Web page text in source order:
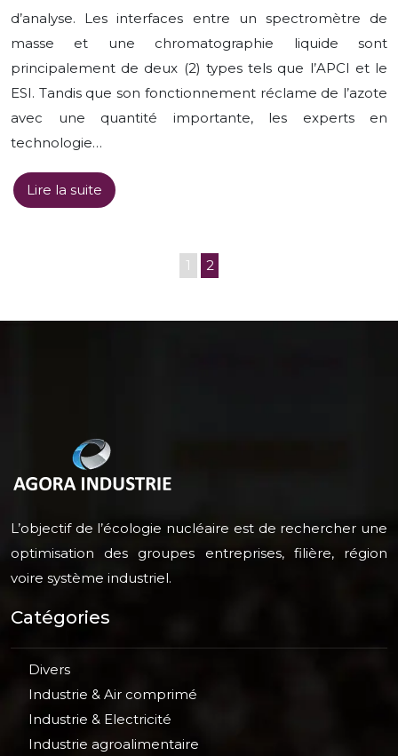
d’analyse. Les interfaces entre un spectromètre de
masse et une chromatographie liquide sont
principalement de deux (2) types tels que l’APCI et le
ESI. Tandis que son fonctionnement réclame de l’azote
avec une quantité importante, les experts en
technologie…
Lire la suite
1 2
L’objectif de l’écologie nucléaire est de rechercher une
optimisation des groupes entreprises, filière, région
voire système industriel.
Catégories
Divers
Industrie & Air comprimé
Industrie & Electricité
Industrie agroalimentaire